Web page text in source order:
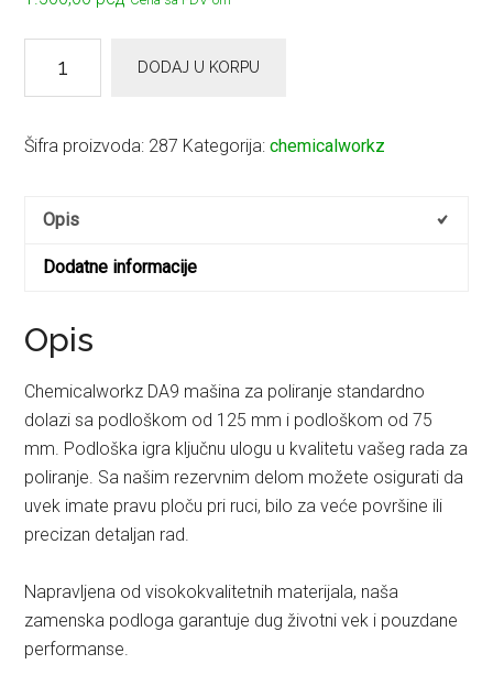
noseća
BP
podloška
DODAJ U KORPU
Šifra proizvoda: 287 Kategorija:chemicalworkz
Opis
Dodatne informacije
Opis
Chemicalworkz DA9 mašina za poliranje standardno
dolazi sa podloškom od 125 mm i podloškom od 75
mm. Podloška igra ključnu ulogu u kvalitetu vašeg rada za
poliranje. Sa našim rezervnim delom možete osigurati da
uvek imate pravu ploču pri ruci, bilo za veće površine ili
precizan detaljan rad.
Napravljena od visokokvalitetnih materijala, naša
zamenska podloga garantuje dug životni vek i pouzdane
performanse.